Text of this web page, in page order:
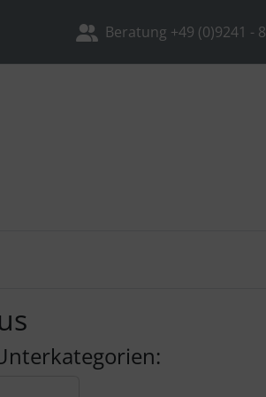
Beratung +49 (0)9241 -